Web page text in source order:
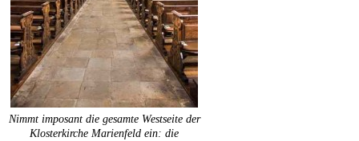
Nimmt imposant die gesamte Westseite der
Klosterkirche Marienfeld ein: die